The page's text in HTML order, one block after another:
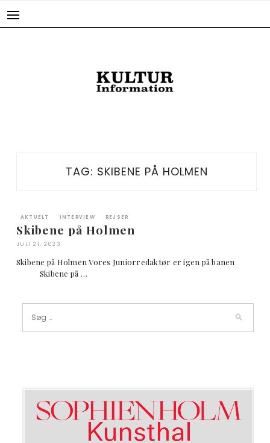
TAG: SKIBENE PÅ HOLMEN
AKTUELT INTERVIEW REJSER
Skibene på Holmen
JULI 21, 2023
Skibene på Holmen Vores Juniorredaktør er igen på banen
Skibene på …